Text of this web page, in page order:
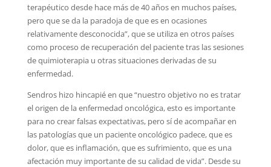
terapéutico desde hace más de 40 años en muchos países,
pero que se da la paradoja de que es en ocasiones
relativamente desconocida”, que se utiliza en otros países
como proceso de recuperación del paciente tras las sesiones
de quimioterapia u otras situaciones derivadas de su
enfermedad.
Sendros hizo hincapié en que “nuestro objetivo no es tratar
el origen de la enfermedad oncológica, esto es importante
para no crear falsas expectativas, pero sí de acompañar en
las patologías que un paciente oncológico padece, que es
dolor, que es inflamación, que es sufrimiento, que es una
afectación muy importante de su calidad de vida”. Desde su